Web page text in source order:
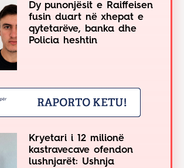
Dy punonjësit e Raiffeisen
fusin duart në xhepat e
qytetarëve, banka dhe
Policia heshtin
Kryetari i 12 milionë
kastravecave ofendon
lushnjarët: Ushnja